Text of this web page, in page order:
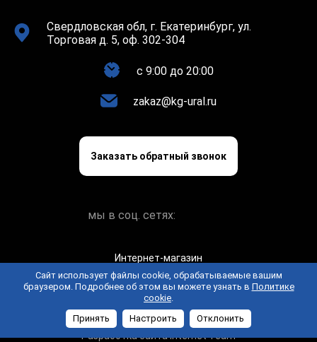
Свердловская обл, г. Екатеринбург, ул.
Торговая д. 5, оф. 302-304
c 9:00 до 20:00
zakaz@kg-ural.ru
Заказать обратный звонок
мы в соц. сетях:
Интернет-магазин
keramogranit.online © 2026
Политика конфиденциальности
соглашение
Разработка сайта Internet Team
Сайт использует файлы cookie, обрабатываемые вашим
браузером. Подробнее об этом вы можете узнать в Политике
cookie.
Принять
Настроить Отклонить